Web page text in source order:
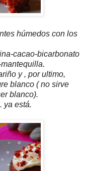
húmedos con los
cacao-bicarbonato
y , por ultimo,
blanco ( no sirve
blanco).
ya está.